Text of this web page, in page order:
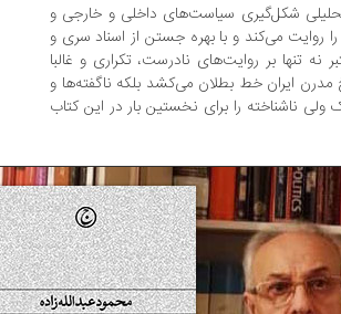
شکل‌گیری سیاست‌های داخلی و خارجی و
می‌کند و با بهره جستن از اسناد سری و
بر روایت‌های نادرست، تکراری و غالبا
خط بطلان می‌کشد بلکه ناگفته‌ها و
را برای نخستین بار در این کتاب